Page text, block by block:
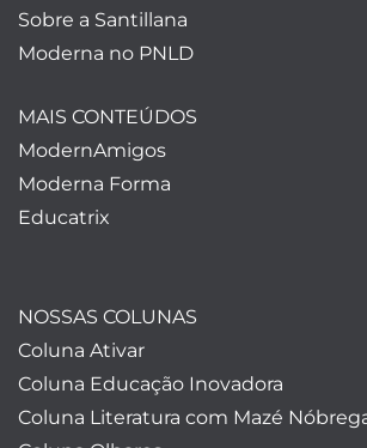
Sobre a Santillana
Moderna no PNLD
MAIS CONTEÚDOS
ModernAmigos
Moderna Forma
Educatrix
NOSSAS COLUNAS
Coluna Ativar
Coluna Educação Inovadora
Coluna Literatura com Mazé